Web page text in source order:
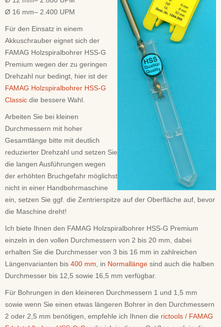
Ø 16 mm– 2.400 UPM
Für den Einsatz in einem
Akkuschrauber eignet sich der
FAMAG Holzspiralbohrer HSS-G
Premium wegen der zu geringen
Drehzahl nur bedingt, hier ist der
FAMAG Holzspiralbohrer HSS-G
Classic die bessere Wahl.
Arbeiten Sie bei kleinen
Durchmessern mit hoher
Gesamtlänge bitte mit deutlich
reduzierter Drehzahl und setzen Sie
die langen Ausführungen wegen
der erhöhten Bruchgefahr möglichst
nicht in einer Handbohrmaschine
ein, setzen Sie ggf. die Zentrierspitze auf der Oberfläche auf, bevor
die Maschine dreht!
Ich biete Ihnen den FAMAG Holzspiralbohrer HSS-G Premium
einzeln in den vollen Durchmessern von 2 bis 20 mm, dabei
erhalten Sie die Durchmesser von 3 bis 16 mm in zahlreichen
Längenvarianten bis 400 mm , in Normallänge sind auch die halben
Durchmesser bis 12,5 sowie 16,5 mm verfügbar.
Für Bohrungen in den kleineren Durchmessern 1 und 1,5 mm
sowie wenn Sie einen etwas längeren Bohrer in den Durchmessern
2 oder 2,5 mm benötigen, empfehle ich Ihnen die rictools / FAMAG